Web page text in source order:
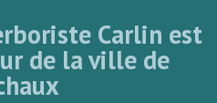
Carlin est
de la ville de